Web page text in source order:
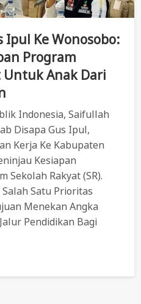
Ke Wonosobo:
Program
Untuk Anak Dari
Indonesia, Saifullah
Disapa Gus Ipul,
Kerja Ke Kabupaten
Kesiapan
Sekolah Rakyat (SR).
Satu Prioritas
Menekan Angka
Pendidikan Bagi